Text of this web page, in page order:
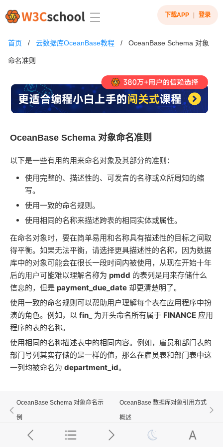
下载APP 登录
首页 / 云数据库OceanBase教程 / OceanBase Schema 对象
命名准则
OceanBase Schema 对象命名准则
以下是一些有用的用来命名对象及其部分的准则：
使用完整的、描述性的、可发音的名称或众所周知的缩
写。
使用一致的命名规则。
使用相同的名称来描述跨表的相同实体或属性。
在命名对象时，要在简单易用和名称具有描述性的目标之间取
得平衡。如果无法平衡，请选择更具描述性的名称，因为数据
库中的对象可能会在很长一段时间内被使用，从现在开始十年
后的用户可能难以理解名称为 pmdd 的表列是用来存储什么
信息的，但是 payment_due_date 却更清楚明了。
使用一致的命名规则可以帮助用户理解每个表在应用程序中扮
演的角色。例如，以 fin_ 为开头命名所有属于 FINANCE 应用
程序的表的名称。
使用相同的名称描述表中的相同内容。例如，雇员和部门表的
部门号列其实存储的是一样的值，那么在雇员表和部门表中这
一列均被命名为 department_id。
OceanBase Schema 对象命名示
例
OceanBase 数据库对象引用方式
概述